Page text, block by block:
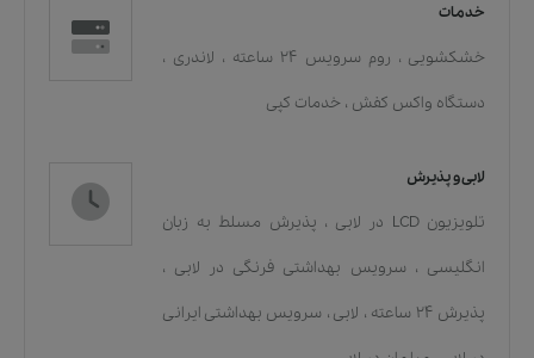
خدمات
خشکشویی ، روم سرویس 24 ساعته ، لاندری ،
دستگاه واکس کفش ، خدمات کپی
لابی و پذیرش
تلویزیون LCD در لابی ، پذیرش مسلط به زبان
انگلیسی ، سرویس بهداشتی فرنگی در لابی ،
پذیرش 24 ساعته
، لابی ، سرویس بهداشتی ایرانی